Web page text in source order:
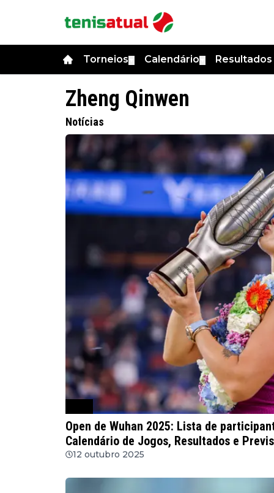
Torneios Calendário Resultados
Zheng Qinwen
Notícias
Open de Wuhan 2025: Lista de
Calendário de Jogos, Resultados e
12 outubro 2025